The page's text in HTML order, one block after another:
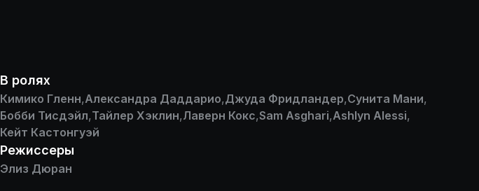
В ролях
Кимико Гленн,Александра Даддарио,Джуда Фридландер,Сунита Мани,
Бобби Тисдэйл,Тайлер Хэклин,Лаверн Кокс,Sam Asghari,Ashlyn Alessi,
Кейт Кастонгуэй
Режиссеры
Элиз Дюран